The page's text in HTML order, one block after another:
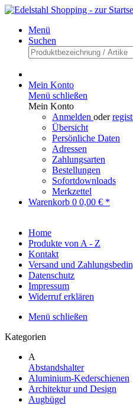
Menü
Suchen
Mein Konto
Menü schließen
Mein Konto
Anmelden oder
Übersicht
Persönliche Daten
Adressen
Zahlungsarten
Bestellungen
Sofortdownloads
Merkzettel
Warenkorb 0 0,00 € *
Home
Produkte von A - Z
Kontakt
Versand und
Datenschutz
Impressum
Widerruf erklären
Menü schließen
Kategorien
A
Abstandshalter
Aluminium-Kederschienen
Architektur und Design
Augbügel